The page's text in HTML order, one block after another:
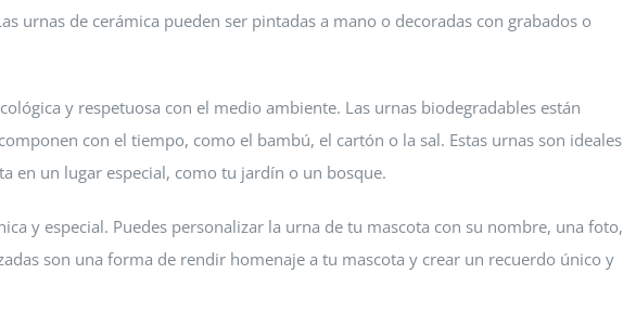
urnas de cerámica pueden ser pintadas a mano o decoradas con grabados o
y respetuosa con el medio ambiente. Las urnas biodegradables están
con el tiempo, como el bambú, el cartón o la sal. Estas urnas son ideales
en un lugar especial, como tu jardín o un bosque.
y especial. Puedes personalizar la urna de tu mascota con su nombre, una foto,
son una forma de rendir homenaje a tu mascota y crear un recuerdo único y